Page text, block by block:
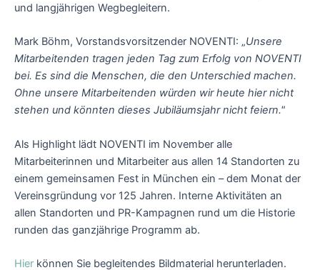
und langjährigen Wegbegleitern.
Mark Böhm, Vorstandsvorsitzender NOVENTI: „Unsere
Mitarbeitenden tragen jeden Tag zum Erfolg von NOVENTI
bei. Es sind die Menschen, die den Unterschied machen.
Ohne unsere Mitarbeitenden würden wir heute hier nicht
stehen und könnten dieses Jubiläumsjahr nicht feiern."
Als Highlight lädt NOVENTI im November alle
Mitarbeiterinnen und Mitarbeiter aus allen 14 Standorten zu
einem gemeinsamen Fest in München ein – dem Monat der
Vereinsgründung vor 125 Jahren. Interne Aktivitäten an
allen Standorten und PR-Kampagnen rund um die Historie
runden das ganzjährige Programm ab.
Hier können Sie begleitendes Bildmaterial herunterladen.